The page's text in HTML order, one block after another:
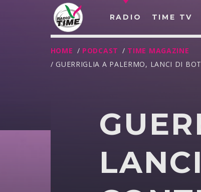
RADIO TIME TV
HOME / PODCAST / TIME MAGAZINE
/ GUERRIGLIA A PALERMO, LANCI DI